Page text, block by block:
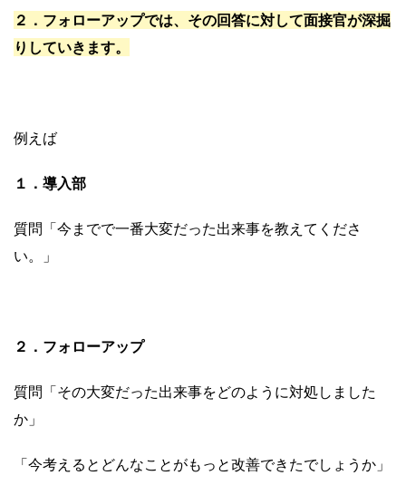
２．フォローアップでは、その回答に対して面接官が深掘
りしていきます。
例えば
１．導入部
質問「今までで一番大変だった出来事を教えてくださ
い。」
２．フォローアップ
質問「その大変だった出来事をどのように対処しました
か」
「今考えるとどんなことがもっと改善できたでしょうか」